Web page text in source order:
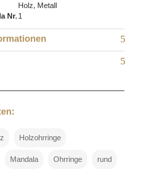
Holz, Metall
Nr.1
Holzohrringe
Mandala Ohrringe rund